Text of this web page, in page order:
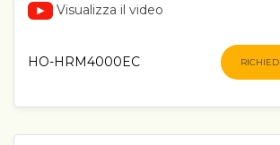
Visualizza il video
HO-HRM4000EC